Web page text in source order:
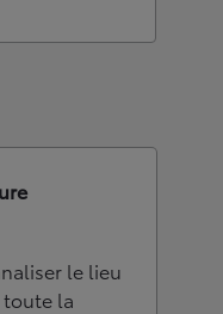
le lieu
toute la